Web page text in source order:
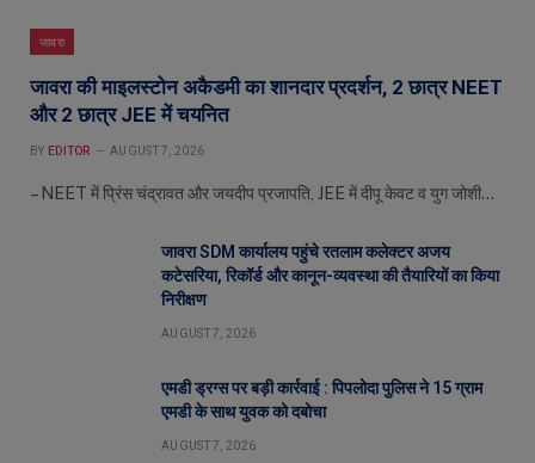
जावरा
जावरा की माइलस्टोन अकैडमी का शानदार प्रदर्शन, 2 छात्र NEET
और 2 छात्र JEE में चयनित
BY EDITOR AUGUST 7, 2026
– NEET में प्रिंस चंद्रावत और जयदीप प्रजापति, JEE में दीपू केवट व युग जोशी…
जावरा SDM कार्यालय पहुंचे रतलाम कलेक्टर अजय
कटेसरिया, रिकॉर्ड और कानून-व्यवस्था की तैयारियों का किया
निरीक्षण
AUGUST 7, 2026
एमडी ड्रग्स पर बड़ी कार्रवाई : पिपलोदा पुलिस ने 15 ग्राम
एमडी के साथ युवक को दबोचा
AUGUST 7, 2026